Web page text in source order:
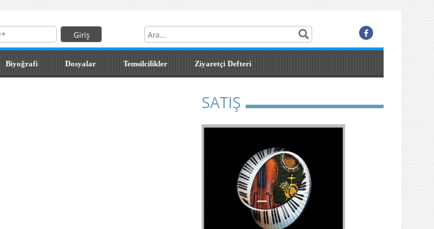
Biyoğrafi Dosyalar Temsilcilikler Ziyaretçi Defteri
SATIŞ